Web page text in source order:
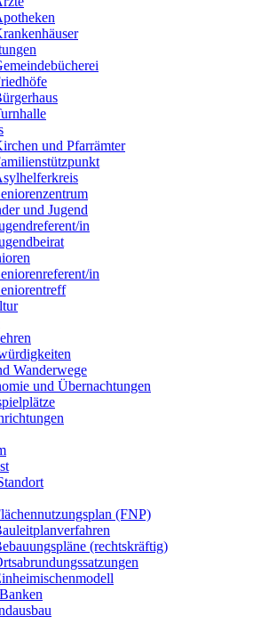
und Pfarrämter
und Jugend
in
in
Wanderwege
und Übernachtungen
(FNP)
(rechtskräftig)